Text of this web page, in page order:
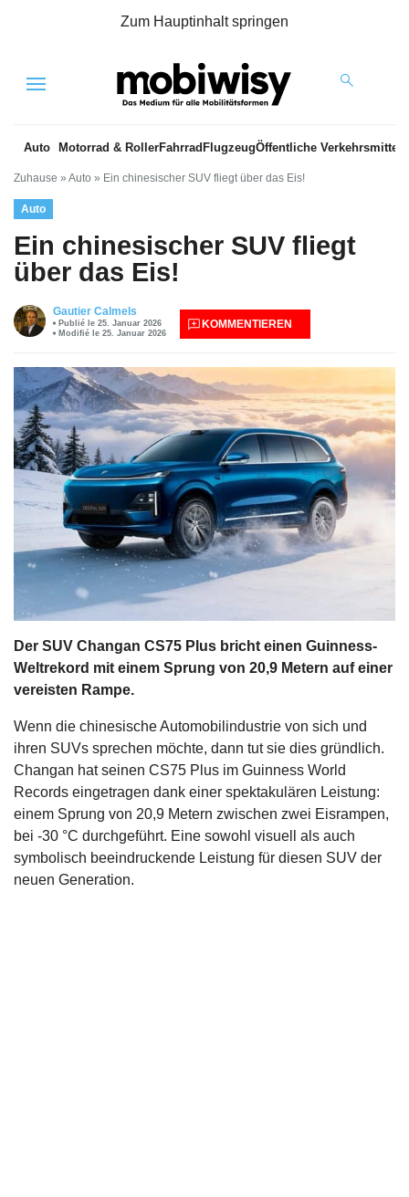
Zum Hauptinhalt springen
Menu
Auto Motorrad & RollerFahrrad FlugzeugÖffentliche Verkehrsmittel
Zuhause » Auto » Ein chinesischer SUV fliegt über das Eis!
Auto
Ein chinesischer SUV fliegt
über das Eis!
Gautier Calmels
Publié le 25. Januar 2026
Modifié le 25. Januar 2026
KOMMENTIEREN
Der SUV Changan CS75 Plus bricht einen Guinness-
Weltrekord mit einem Sprung von 20,9 Metern auf einer
vereisten Rampe.
Wenn die chinesische Automobilindustrie von sich und
ihren SUVs sprechen möchte, dann tut sie dies gründlich.
Changan hat seinen CS75 Plus im Guinness World
Records eingetragen dank einer spektakulären Leistung:
einem Sprung von 20,9 Metern zwischen zwei Eisrampen,
bei -30 °C durchgeführt. Eine sowohl visuell als auch
symbolisch beeindruckende Leistung für diesen SUV der
neuen Generation.